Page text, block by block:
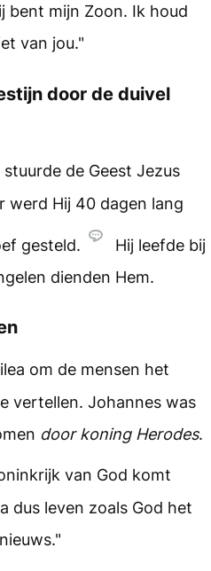
bent mijn Zoon. Ik houd
van jou."
door de duivel
de Geest Jezus
werd Hij 40 dagen lang
gesteld.
Hij leefde bij
dienden Hem.
om de mensen het
vertellen. Johannes was
door koning Herodes.
van God komt
dus leven zoals God het